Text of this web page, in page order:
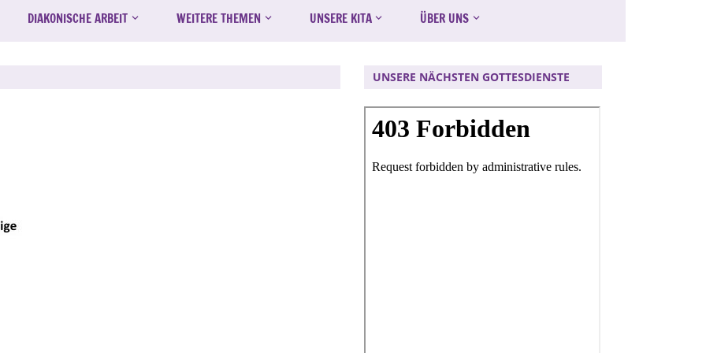
DIAKONISCHE ARBEIT WEITERE THEMEN UNSERE KITA ÜBER UNS
UNSERE NÄCHSTEN GOTTESDIENSTE